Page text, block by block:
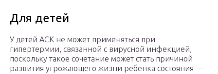
Для детей
У детей АСК не может применяться при
гипертермии, связанной с вирусной инфекцией,
поскольку такое сочетание может стать причиной
развития угрожающего жизни ребенка состояния —